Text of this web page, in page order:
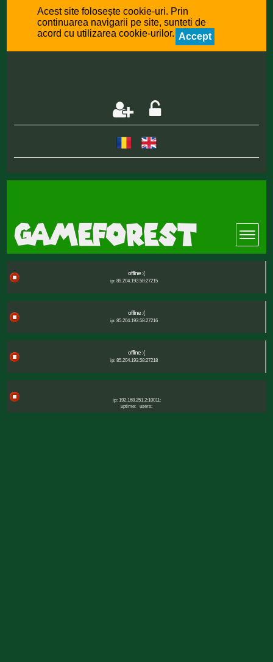
Acest site folosește cookie-uri. Prin
continuarea navigarii pe site, sunteti de
acord cu utilizarea cookie-urilor. Accept
offline :(
ip: 85.204.193.58:27215
offline :(
ip: 85.204.193.58:27216
offline :(
ip: 85.204.193.58:27218
ip: 192.168.251.2:10011:
uptime:
users: